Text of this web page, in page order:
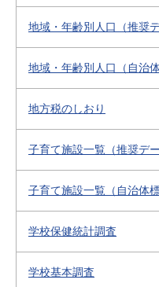
地域・年齢別人口（推奨
地域・年齢別人口（自治
地方税のしおり
子育て施設一覧（推奨デ
子育て施設一覧（自治体
学校保健統計調査
学校基本調査